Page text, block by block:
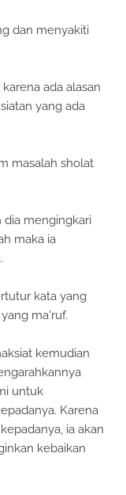
dan menyakiti
ada alasan
yang ada
masalah sholat
mengingkari
maka ia
kata yang
ma'ruf.
kemudian
untuk
Karena
ia akan
kebaikan